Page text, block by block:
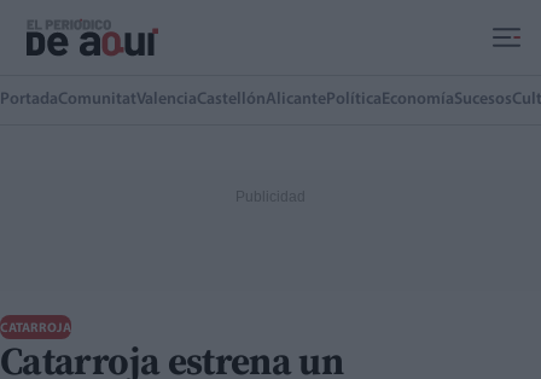
PortadaComunitatValenciaCastellónAlicante Política EconomíaSucesos
CATARROJA
Catarroja estrena un